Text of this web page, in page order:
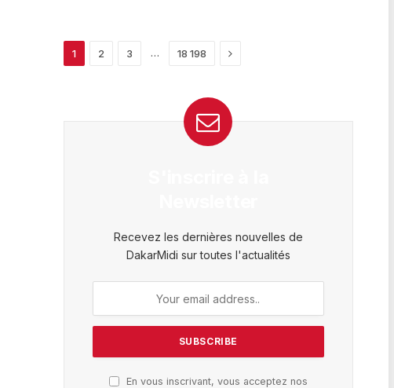
1 2 3 … 18 198 Next
Recevez les dernières nouvelles de
DakarMidi sur toutes l'actualités
En vous inscrivant, vous acceptez nos